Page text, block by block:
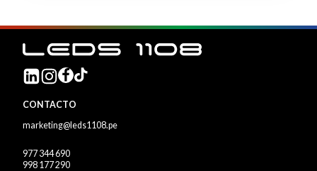
CONTACTO
marketing@leds1108.pe
977 344 690
998 177 290